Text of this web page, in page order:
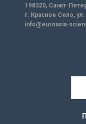
198320, Санкт-
г. Красное Село,
info@euroasia-